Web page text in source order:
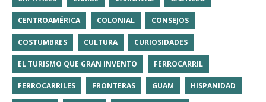
CENTROAMÉRICA COLONIAL CONSEJOS
COSTUMBRES CULTURA CURIOSIDADES
EL TURISMO QUE GRAN INVENTO FERROCARRIL
FERROCARRILES FRONTERAS GUAM HISPANIDAD